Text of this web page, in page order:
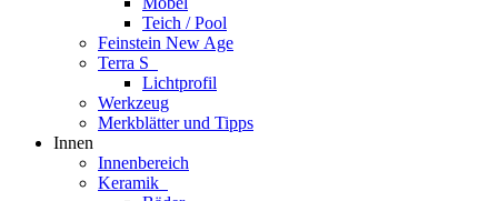
Teich / Pool
Feinstein New Age
Terra S
Lichtprofil
Werkzeug
Merkblätter und Tipps
Innen
Innenbereich
Keramik